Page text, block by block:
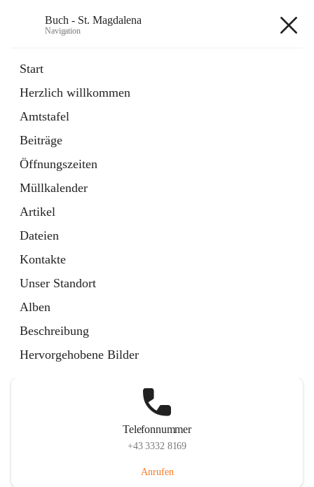
Buch - St. Magdalena
Navigation
Start
Herzlich willkommen
Amtstafel
Beiträge
Öffnungszeiten
Müllkalender
Artikel
Dateien
Kontakte
Unser Standort
Alben
Beschreibung
Hervorgehobene Bilder
11 Schnellzugriffe
Bürgerservice
10 Schnellzugriffe
Telefonnummer
+43 3332 8169
Anrufen